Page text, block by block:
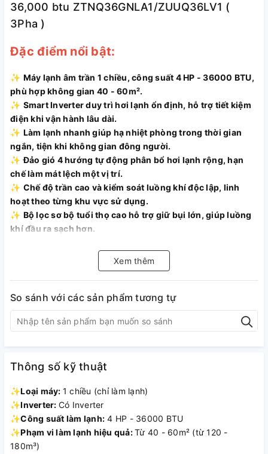
36,000 btu ZTNQ36GNLA1/ZUUQ36LV1 (
3Pha )
Đặc điểm nổi bật:
✨ Máy lạnh âm trần 1 chiều, công suất 4 HP - 36000 BTU,
phù hợp không gian 40 - 60m².
✨ Smart Inverter duy trì hơi lạnh ổn định, hỗ trợ tiết kiệm
điện khi vận hành lâu dài.
✨ Làm lạnh nhanh giúp hạ nhiệt phòng trong thời gian
ngắn, tiện khi không gian đông người.
✨Đảo gió 4 hướng tự động phân bổ hơi lạnh rộng, hạn
chế làm mát lệch một vị trí.
✨ Chế độ trần cao và kiểm soát luồng khí độc lập, linh
hoạt theo từng khu vực sử dụng.
✨ Bộ lọc sơ bộ tuổi thọ cao hỗ trợ giữ bụi lớn, giúp luồng
khí đầu ra sạch hơn.
Xem thêm
So sánh với các sản phẩm tương tự
Thông số kỹ thuật
✨Loại máy: 1 chiều (chỉ làm lạnh)
✨Inverter: Có Inverter
✨Công suất làm lạnh: 4 HP - 36000 BTU
✨Phạm vi làm lạnh hiệu quả:Từ 40 - 60m² (từ 120 -
180m³)